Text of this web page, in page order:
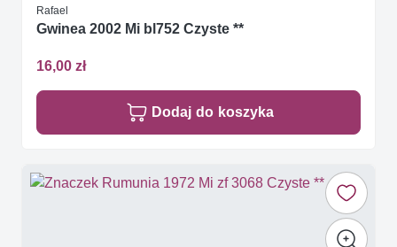
Rafael
Gwinea 2002 Mi bl752 Czyste **
16,00 zł
Dodaj do koszyka